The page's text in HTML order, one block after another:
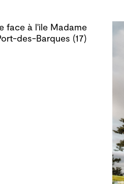
face à l'ile Madame
des-Barques (17)